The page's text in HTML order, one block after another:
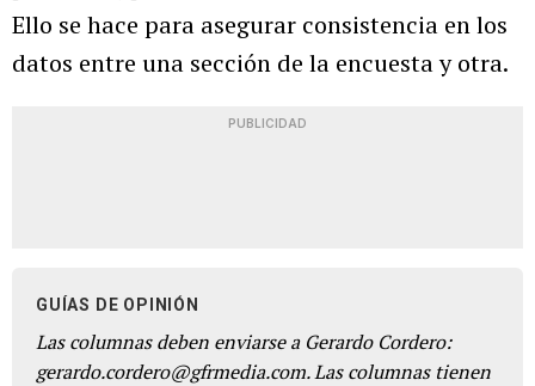
Ello se hace para asegurar consistencia en los
datos entre una sección de la encuesta y otra.
PUBLICIDAD
GUÍAS DE OPINIÓN
Las columnas deben enviarse a Gerardo Cordero:
gerardo.cordero@gfrmedia.com. Las columnas tienen